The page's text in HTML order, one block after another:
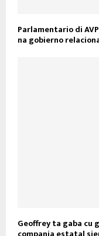
Parlamentario di
na gobierno
Geoffrey ta gaba cu